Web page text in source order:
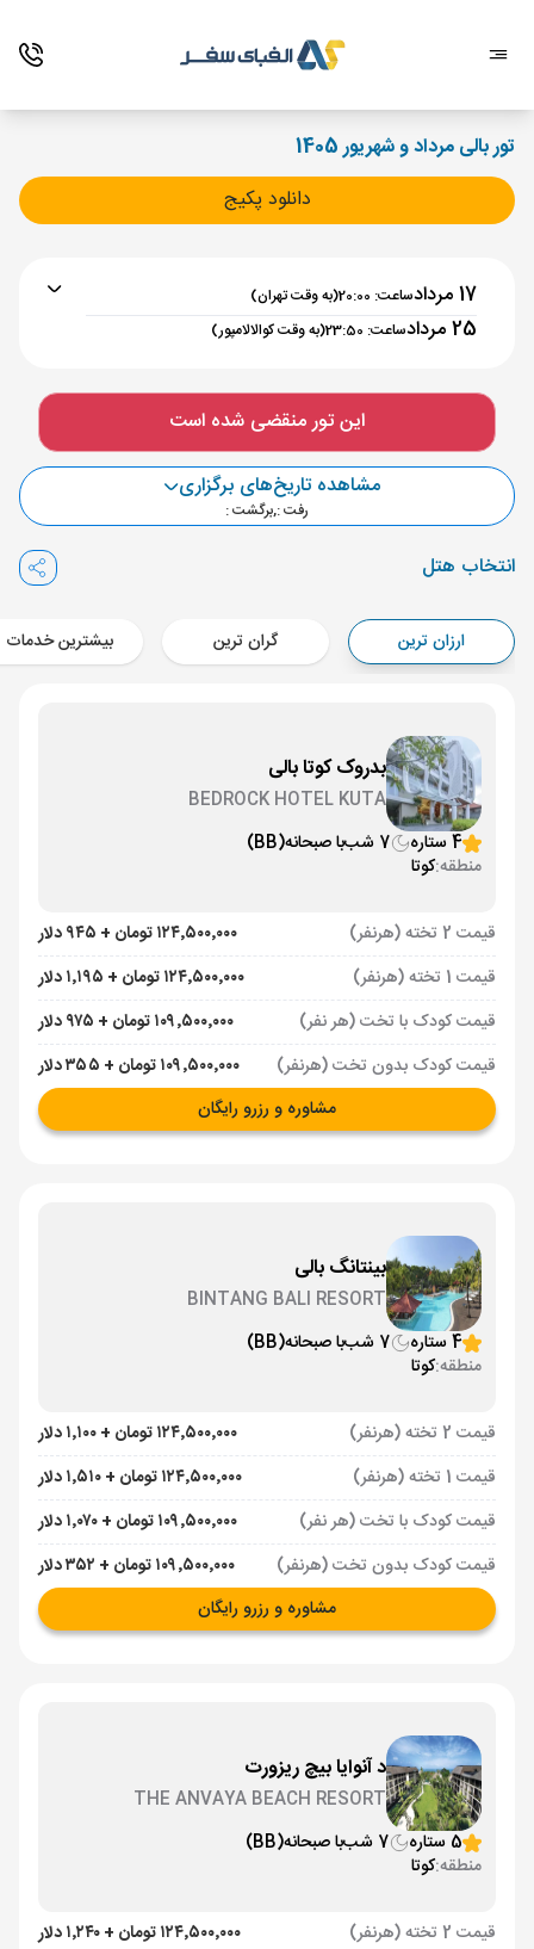
تور بالی مرداد و شهریور 1405
دانلود پکیج
17 مرداد ساعت: 20:00 (به وقت تهران)
25 مرداد ساعت: 23:50 (به وقت کوالالامپور)
تهران , فرودگاه بین‌المللی امام خمینی IKA
07:30
فرودگاه بین‌المللی کوالالامپور KUL
برنامه برگشت :
کوالالامپور , فرودگاه بین‌المللی کوالالامپور KUL
مدت پرواز :07:30
این تور منقضی شده است
مشاهده تاریخ‌های برگزاری
رفت :,برگشت :
انتخاب هتل
ارزان ترین گران ترین بیشترین خدمات
بدروک کوتا بالی
BEDROCK HOTEL KUTA
4 ستاره
7 شب با صبحانه(BB)
منطقه:کوتا
قیمت 2 تخته (هرنفر)
۱۲۴٬۵۰۰٬۰۰۰ تومان + ۹۴۵ دلار
قیمت 1 تخته (هرنفر)
۱۲۴٬۵۰۰٬۰۰۰ تومان + ۱٬۱۹۵ دلار
قیمت کودک با تخت (هر نفر)
۱۰۹٬۵۰۰٬۰۰۰ تومان + ۹۷۵ دلار
قیمت کودک بدون تخت (هرنفر)
۱۰۹٬۵۰۰٬۰۰۰ تومان + ۳۵۵ دلار
مشاوره و رزرو رایگان
بینتانگ بالی
BINTANG BALI RESORT
4 ستاره
7 شب با صبحانه(BB)
منطقه:کوتا
قیمت 2 تخته (هرنفر)
۱۲۴٬۵۰۰٬۰۰۰ تومان + ۱٬۱۰۰ دلار
قیمت 1 تخته (هرنفر)
۱۲۴٬۵۰۰٬۰۰۰ تومان + ۱٬۵۱۰ دلار
قیمت کودک با تخت (هر نفر)
۱۰۹٬۵۰۰٬۰۰۰ تومان + ۱٬۰۷۰ دلار
قیمت کودک بدون تخت (هرنفر)
۱۰۹٬۵۰۰٬۰۰۰ تومان + ۳۵۲ دلار
مشاوره و رزرو رایگان
د آنوایا بیچ ریزورت
THE ANVAYA BEACH RESORT
5 ستاره
7 شب با صبحانه(BB)
منطقه:کوتا
قیمت 2 تخته (هرنفر)
۱۲۴٬۵۰۰٬۰۰۰ تومان + ۱٬۲۴۰ دلار